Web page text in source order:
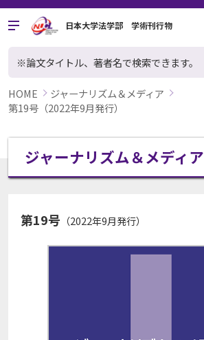
日本大学法学部 学術刊行物
※論文タイトル、著者名で検索できます。
HOME
ジャーナリズム＆メディア
第19号（2022年9月発行）
ジャーナリズム＆メディア
第19号 （2022年9月発行）